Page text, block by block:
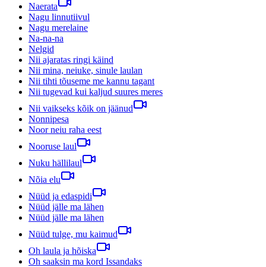
Naerata
Nagu linnutiivul
Nagu merelaine
Na-na-na
Nelgid
Nii ajaratas ringi käind
Nii mina, neiuke, sinule laulan
Nii tihti tõuseme me kannu tagant
Nii tugevad kui kaljud suures meres
Nii vaikseks kõik on jäänud
Nonnipesa
Noor neiu raha eest
Nooruse laul
Nuku hällilaul
Nõia elu
Nüüd ja edaspidi
Nüüd jälle ma lähen
Nüüd jälle ma lähen
Nüüd tulge, mu kaimud
Oh laula ja hõiska
Oh saaksin ma kord Issandaks